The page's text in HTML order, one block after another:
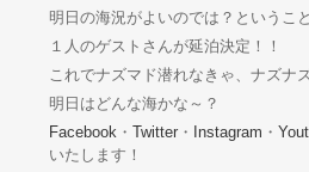
明日の海況がよいのでは？というこ
１人のゲストさんが延泊決定！！
これでナズマド潜れなきゃ、ナズナ
明日はどんな海かな～？
Facebook ・ Twitter ・ Instagram ・
いたします！